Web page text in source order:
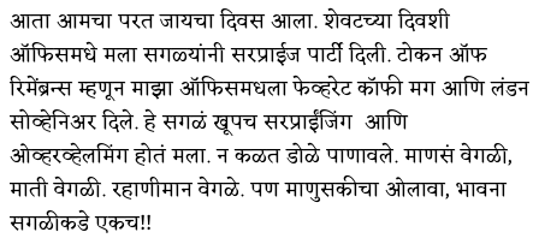
आता आमचा परत जायचा दिवस आला. शेवटच्या दिवशी
ऑफिसमधे मला सगळ्यांनी सरप्राईज पार्टी दिली. टोकन ऑफ
रिमेंब्रन्स म्हणून माझा ऑफिसमधला फेव्हरेट कॉफी मग आणि लंडन
सोव्हेनिअर दिले. हे सगळं खूपच सरप्राईंजिंग आणि
ओव्हरव्हेलमिंग होतं मला. न कळत डोळे पाणावले. माणसं वेगळी,
माती वेगळी. रहाणीमान वेगळे. पण माणुसकीचा ओलावा, भावना
सगळीकडे एकच!!